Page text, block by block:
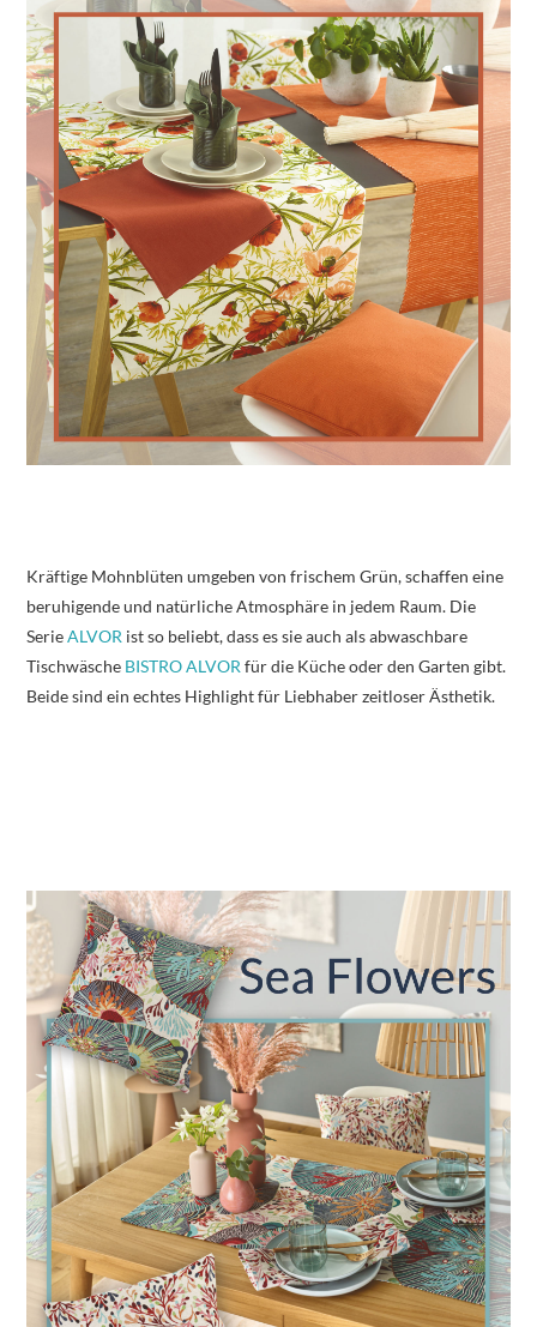
Kräftige Mohnblüten umgeben von frischem Grün, schaffen eine
beruhigende und natürliche Atmosphäre in jedem Raum. Die
SerieALVOR ist so beliebt, dass es sie auch als abwaschbare
Tischwäsche BISTRO ALVORfür die Küche oder den Garten gibt.
Beide sind ein echtes Highlight für Liebhaber zeitloser Ästhetik.